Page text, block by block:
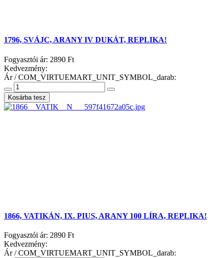
1796, SVÁJC, ARANY IV DUKÁT, REPLIKA!
Fogyasztói ár: 2890 Ft
Kedvezmény:
Ár / COM_VIRTUEMART_UNIT_SYMBOL_darab:
1866, VATIKÁN, IX. PIUS, ARANY 100 LÍRA, REPLIKA!
Fogyasztói ár: 2890 Ft
Kedvezmény:
Ár / COM_VIRTUEMART_UNIT_SYMBOL_darab: